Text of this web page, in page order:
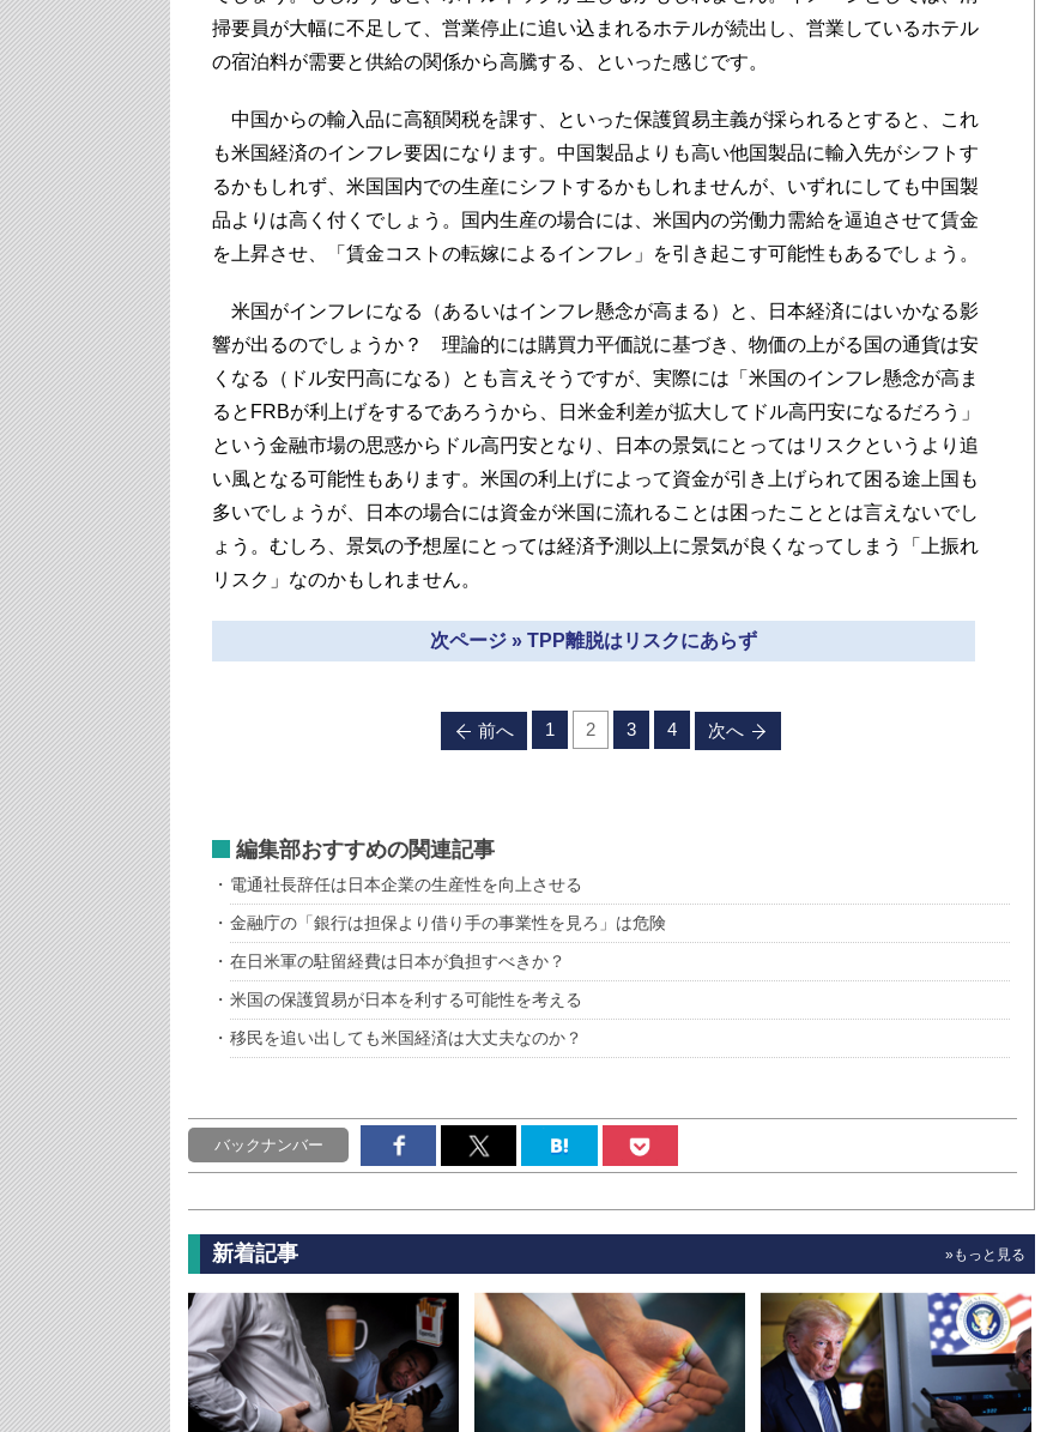
掃要員が大幅に不足して、営業停止に追い込まれるホテルが続出し、営業しているホテル
の宿泊料が需要と供給の関係から高騰する、といった感じです。
中国からの輸入品に高額関税を課す、といった保護貿易主義が採られるとすると、これ
も米国経済のインフレ要因になります。中国製品よりも高い他国製品に輸入先がシフトす
るかもしれず、米国国内での生産にシフトするかもしれませんが、いずれにしても中国製
品よりは高く付くでしょう。国内生産の場合には、米国内の労働力需給を逼迫させて賃金
を上昇させ、「賃金コストの転嫁によるインフレ」を引き起こす可能性もあるでしょう。
米国がインフレになる（あるいはインフレ懸念が高まる）と、日本経済にはいかなる影
響が出るのでしょうか？ 理論的には購買力平価説に基づき、物価の上がる国の通貨は安
くなる（ドル安円高になる）とも言えそうですが、実際には「米国のインフレ懸念が高ま
るとFRBが利上げをするであろうから、日米金利差が拡大してドル高円安になるだろう」
という金融市場の思惑からドル高円安となり、日本の景気にとってはリスクというより追
い風となる可能性もあります。米国の利上げによって資金が引き上げられて困る途上国も
多いでしょうが、日本の場合には資金が米国に流れることは困ったこととは言えないでし
ょう。むしろ、景気の予想屋にとっては経済予測以上に景気が良くなってしまう「上振れ
リスク」なのかもしれません。
次ページ » TPP離脱はリスクにあらず
前へ 1 2 3 4 次へ
編集部おすすめの関連記事
電通社長辞任は日本企業の生産性を向上させる
金融庁の「銀行は担保より借り手の事業性を見ろ」は危険
在日米軍の駐留経費は日本が負担すべきか？
米国の保護貿易が日本を利する可能性を考える
移民を追い出しても米国経済は大丈夫なのか？
バックナンバー
新着記事 »もっと見る